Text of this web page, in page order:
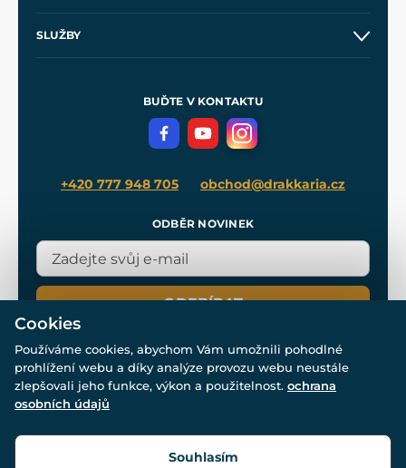
Velkoobchod
SLUŽBY
Meče pro Kingdom Come
BUĎTE V KONTAKTU
+420 777 948 705 obchod@drakkaria.cz
ODBĚR NOVINEK
ODEBÍRAT
© Všechna práva vyhrazena. www.drakkaria.cz 2007-2026.
Cookies
Používáme cookies, abychom Vám umožnili pohodlné
prohlížení webu a díky analýze provozu webu neustále
zlepšovali jeho funkce, výkon a použitelnost. ochrana
osobních údajů
Souhlasím